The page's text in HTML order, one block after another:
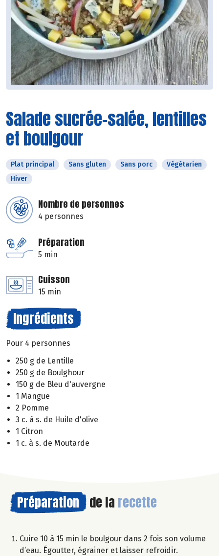
Salade sucrée-salée, lentilles
et boulgour
Plat principal Sans gluten Sans porc
Végétarien
Hiver
Nombre de personnes
4 personnes
Préparation
5 min
Cuisson
15 min
Ingrédients
Pour 4 personnes
250 g de Lentille
250 g de Boulghour
150 g de Bleu d'auvergne
1 Mangue
2 Pomme
3 c. à s. de Huile d'olive
1 Citron
1 c. à s. de Moutarde
Préparation de la recette
Cuire 10 à 15 min le boulgour dans 2 fois son volume
d’eau. Égoutter, égrainer et laisser refroidir.